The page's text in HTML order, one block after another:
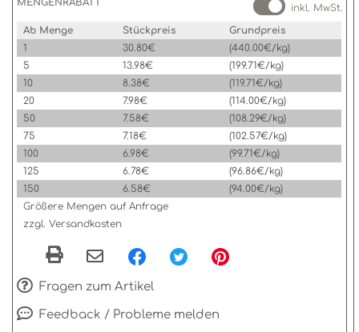
MENGENRABATT
inkl. MwSt.
Ab Menge
Stückpreis
Grundpreis
1
30.80€
(440.00€/kg)
5
13.98€
(199.71€/kg)
10
8.38€
(119.71€/kg)
20
7.98€
(114.00€/kg)
50
7.58€
(108.29€/kg)
75
7.18€
(102.57€/kg)
100
6.98€
(99.71€/kg)
125
6.78€
(96.86€/kg)
150
6.58€
(94.00€/kg)
Größere Mengen auf Anfrage
zzgl. Versandkosten
Fragen zum Artikel
Feedback / Probleme melden